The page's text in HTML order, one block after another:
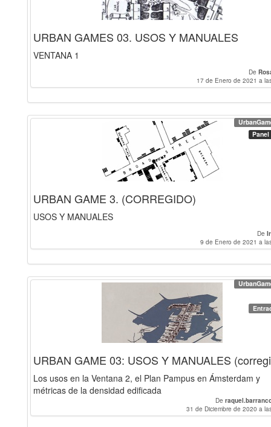
URBAN GAMES 03. USOS Y MANUALES
VENTANA 1
De
17 de Enero de 2021 a
Panel
URBAN GAME 3. (CORREGIDO)
USOS Y MANUALES
De
9 de Enero de 2021 a
URBAN GAME 03: USOS Y MANUALES
Los usos en la Ventana 2, el Plan Pampus en Ámsterdam y
métricas de la densidad edificada
De
31 de Diciembre de 2020 a